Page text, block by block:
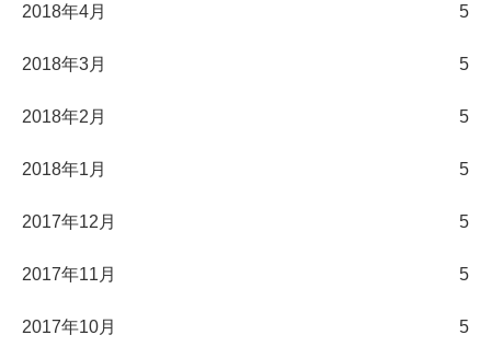
2018年4月 5
2018年3月 5
2018年2月 5
2018年1月 5
2017年12月 5
2017年11月 5
2017年10月 5